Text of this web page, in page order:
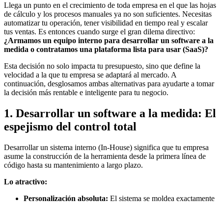
Llega un punto en el crecimiento de toda empresa en el que las hojas
de cálculo y los procesos manuales ya no son suficientes. Necesitas
automatizar tu operación, tener visibilidad en tiempo real y escalar
tus ventas. Es entonces cuando surge el gran dilema directivo:
¿Armamos un equipo interno para desarrollar un software a la
medida o contratamos una plataforma lista para usar (SaaS)?
Esta decisión no solo impacta tu presupuesto, sino que define la
velocidad a la que tu empresa se adaptará al mercado. A
continuación, desglosamos ambas alternativas para ayudarte a tomar
la decisión más rentable e inteligente para tu negocio.
1. Desarrollar un software a la medida: El
espejismo del control total
Desarrollar un sistema interno (In-House) significa que tu empresa
asume la construcción de la herramienta desde la primera línea de
código hasta su mantenimiento a largo plazo.
Lo atractivo:
Personalización absoluta: El sistema se moldea exactamente